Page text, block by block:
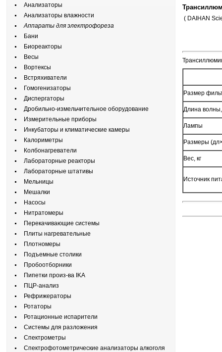
Анализаторы
Анализаторы влажности
Аппараты для электрофореза
Бани
Биореакторы
Весы
Вортексы
Встряхиватели
Гомогенизаторы
Диспергаторы
Дробильно-измельчительное оборудование
Измерительные приборы
Инкубаторы и климатические камеры
Калориметры
Колбонагреватели
Лабораторные реакторы
Лабораторные штативы
Мельницы
Мешалки
Насосы
Нитратомеры
Перекачивающие системы
Плиты нагревательные
Плотномеры
Подъемные столики
Пробоотборники
Пипетки произ-ва IKA
ПЦР-анализ
Рефрижераторы
Ротаторы
Ротационные испарители
Системы для разложения
Спектрометры
Спектрофотометрические анализаторы алкоголя
( DAIHAN
Размер
Длина
Лампы
Размеры
Вес, кг
Источник